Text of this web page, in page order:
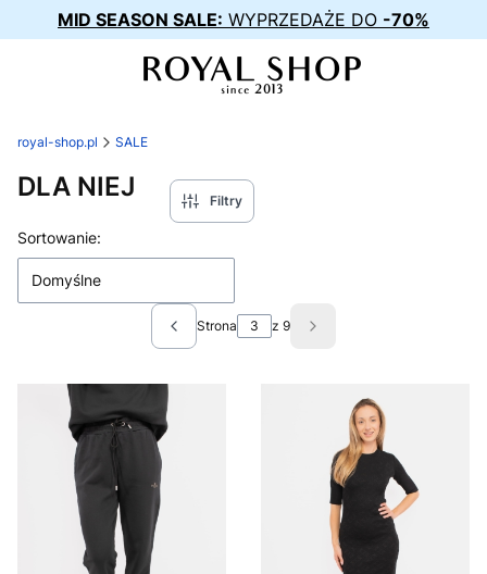
MID SEASON SALE: WYPRZEDAŻE DO -70%
royal-shop.pl SALE
DLA NIEJ Filtry
Lista produktów
Sortowanie:
Domyślne
Poprzednie produkty
Strona z 9 Następne produkty